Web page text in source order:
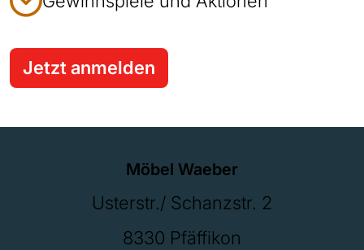
Jetzt anmelden
Möbel Waeber
Usterstr./ Schanzstr. 2
8330 Pfäffikon